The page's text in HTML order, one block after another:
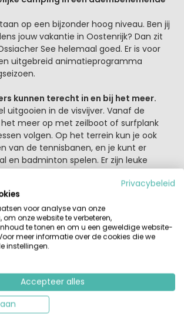
op een bijzonder hoog niveau. Ben jij
jouw vakantie in Oostenrijk? Dan zit
See helemaal goed. Er is voor
uitgebreid animatieprogramma
kunnen terecht in en bij het meer.
uitgooien in de visvijver. Vanaf de
meer op met zeilboot of surfplank
volgen. Op het terrein kun je ook
van de tennisbanen, en je kunt er
en badminton spelen. Er zijn leuke
er is kinderanimatie en een jeugd-
Verder kun je hier mooie wandel- en
voorbij en heb je trek. Dat wordt een
maaltijd in het restaurant Martinz.
met fijne kruiden en regionale
pizza.
voor actieve mensen
kun je diverse leuke dagtrips maken.
Privacybeleid
voor analyse van onze
om onze website te verbeteren,
te tonen en om u een geweldige website-
meer informatie over de cookies die we
instellingen.
Accepteer alles